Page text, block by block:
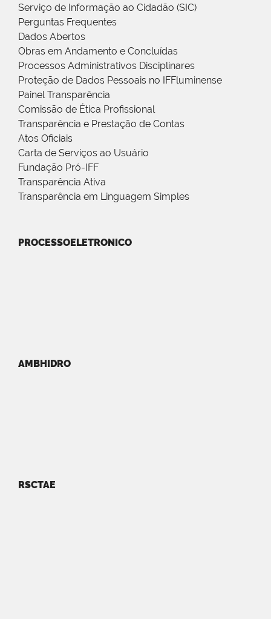
Serviço de Informação ao Cidadão (SIC)
Perguntas Frequentes
Dados Abertos
Obras em Andamento e Concluídas
Processos Administrativos Disciplinares
Proteção de Dados Pessoais no IFFluminense
Painel Transparência
Comissão de Ética Profissional
Transparência e Prestação de Contas
Atos Oficiais
Carta de Serviços ao Usuário
Fundação Pró-IFF
Transparência Ativa
Transparência em Linguagem Simples
PROCESSOELETRONICO
AMBHIDRO
RSCTAE